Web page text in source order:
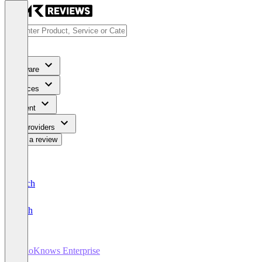
Software
Services
Content
For Providers
Write a review
Deutsch
English
WhoKnows Enterprise